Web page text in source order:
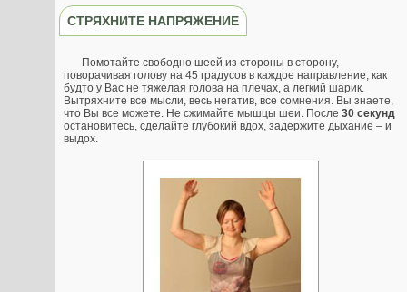
СТРЯХНИТЕ НАПРЯЖЕНИЕ
Помотайте свободно шеей из стороны в сторону,
поворачивая голову на 45 градусов в каждое направление, как
будто у Вас не тяжелая голова на плечах, а легкий шарик.
Вытряхните все мысли, весь негатив, все сомнения. Вы знаете,
что Вы все можете. Не сжимайте мышцы шеи. После 30 секунд
остановитесь, сделайте глубокий вдох, задержите дыхание – и
выдох.